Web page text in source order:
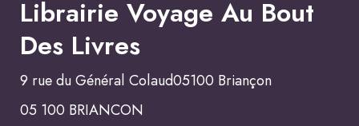
Librairie Voyage Au Bout
Des Livres
9 rue du Général Colaud05100 Briançon
05 100 BRIANCON